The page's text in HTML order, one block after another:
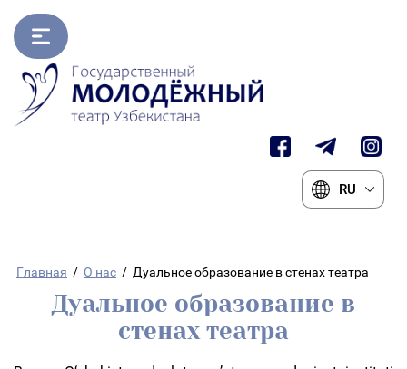
RU
Главная / О нас / Дуальное образование в стенах театра
Дуальное образование в
стенах театра